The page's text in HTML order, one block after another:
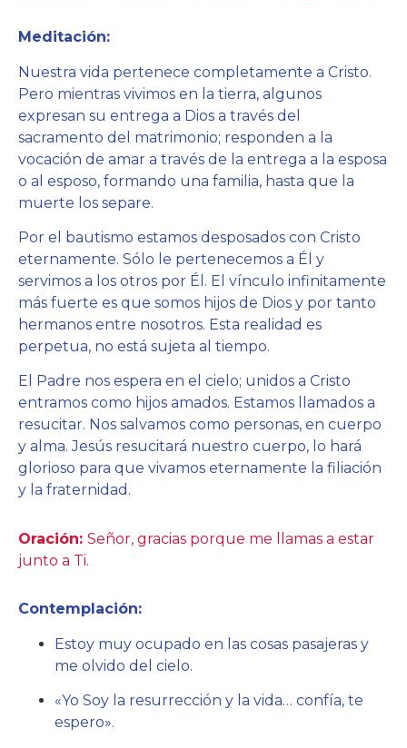
Meditación:
Nuestra vida pertenece completamente a Cristo.
Pero mientras vivimos en la tierra, algunos
expresan su entrega a Dios a través del
sacramento del matrimonio; responden a la
vocación de amar a través de la entrega a la esposa
o al esposo, formando una familia, hasta que la
muerte los separe.
Por el bautismo estamos desposados con Cristo
eternamente. Sólo le pertenecemos a Él y
servimos a los otros por Él. El vínculo infinitamente
más fuerte es que somos hijos de Dios y por tanto
hermanos entre nosotros. Esta realidad es
perpetua, no está sujeta al tiempo.
El Padre nos espera en el cielo; unidos a Cristo
entramos como hijos amados. Estamos llamados a
resucitar. Nos salvamos como personas, en cuerpo
y alma. Jesús resucitará nuestro cuerpo, lo hará
glorioso para que vivamos eternamente la filiación
y la fraternidad.
Oración: Señor, gracias porque me llamas a estar
junto a Ti.
Contemplación:
Estoy muy ocupado en las cosas pasajeras y
me olvido del cielo.
«Yo Soy la resurrección y la vida… confía, te
espero».